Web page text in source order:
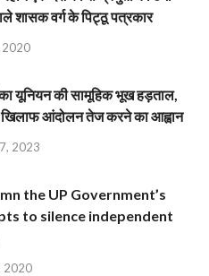
शासक वर्ग के पिट्ठू पत्रकार
2020
यूनियन की सामूहिक भूख हड़ताल,
आंदोलन तेज करने का आह्वान
2023
the UP Government’s
to silence independent
2020